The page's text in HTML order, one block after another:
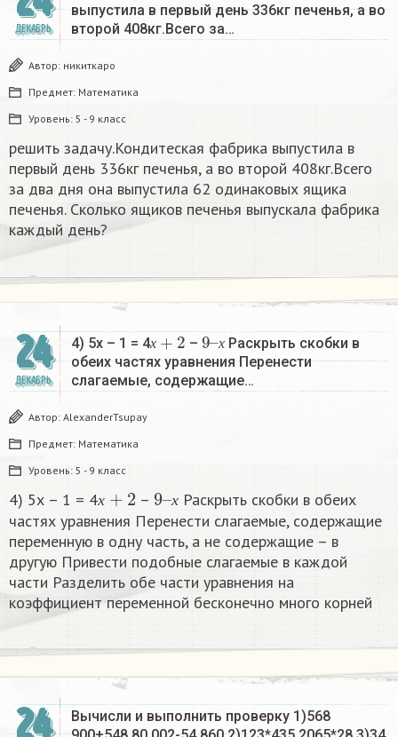
ДЕКАБРЬ
выпустила в первый день 336кг печенья, а во
второй 408кг.Всего за…
Автор: никиткаро
Предмет: Математика
Уровень: 5 - 9 класс
решить задачу.Кондитеская фабрика выпустила в
первый день 336кг печенья, а во второй 408кг.Всего
за два дня она выпустила 62 одинаковых ящика
печенья. Сколько ящиков печенья выпускала фабрика
каждый день?
24
ДЕКАБРЬ
4) 5х – 1 = 4х
х+2
– х
9–
х
Раскрыть скобки в
обеих частях уравнения Перенести
слагаемые, содержащие…
Автор: AlexanderTsupay
Предмет: Математика
Уровень: 5 - 9 класс
4) 5х – 1 = 4х – х
9
х
Раскрыть скобки в обеих
частях уравнения Перенести слагаемые, содержащие
переменную в одну часть, а не содержащие – в
другую Привести подобные слагаемые в каждой
части Разделить обе части уравнения на
коэффициент переменной бесконечно много корней​
24
Вычисли и выполнить проверку 1)568